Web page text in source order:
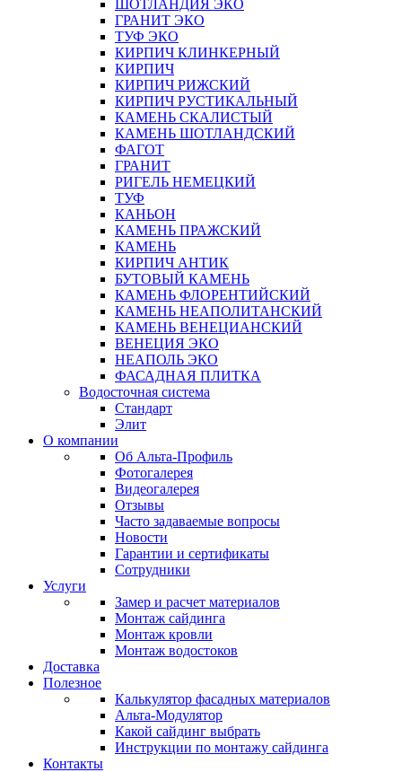
ШОТЛАНДИЯ ЭКО
ГРАНИТ ЭКО
ТУФ ЭКО
КИРПИЧ КЛИНКЕРНЫЙ
КИРПИЧ
КИРПИЧ РИЖСКИЙ
КИРПИЧ РУСТИКАЛЬНЫЙ
КАМЕНЬ СКАЛИСТЫЙ
КАМЕНЬ ШОТЛАНДСКИЙ
ФАГОТ
ГРАНИТ
РИГЕЛЬ НЕМЕЦКИЙ
ТУФ
КАНЬОН
КАМЕНЬ ПРАЖСКИЙ
КАМЕНЬ
КИРПИЧ АНТИК
БУТОВЫЙ КАМЕНЬ
КАМЕНЬ ФЛОРЕНТИЙСКИЙ
КАМЕНЬ НЕАПОЛИТАНСКИЙ
КАМЕНЬ ВЕНЕЦИАНСКИЙ
ВЕНЕЦИЯ ЭКО
НЕАПОЛЬ ЭКО
ФАСАДНАЯ ПЛИТКА
Водосточная система
Стандарт
Элит
О компании
Об Альта-Профиль
Фотогалерея
Видеогалерея
Отзывы
Часто задаваемые вопросы
Новости
Гарантии и сертификаты
Сотрудники
Услуги
Замер и расчет материалов
Монтаж сайдинга
Монтаж кровли
Монтаж водостоков
Доставка
Полезное
Калькулятор фасадных материалов
Альта-Модулятор
Какой сайдинг выбрать
Инструкции по монтажу сайдинга
Контакты